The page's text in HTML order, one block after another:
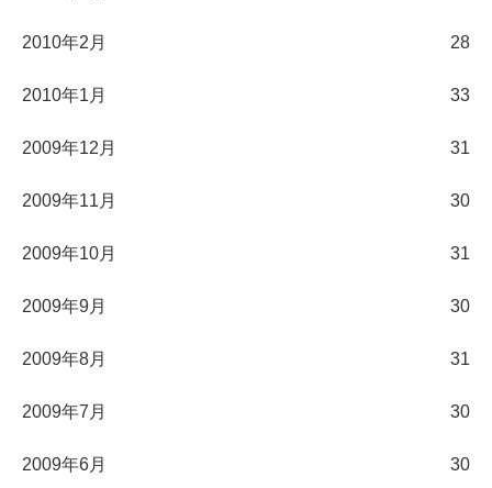
2010年2月 28
2010年1月 33
2009年12月 31
2009年11月 30
2009年10月 31
2009年9月 30
2009年8月 31
2009年7月 30
2009年6月 30